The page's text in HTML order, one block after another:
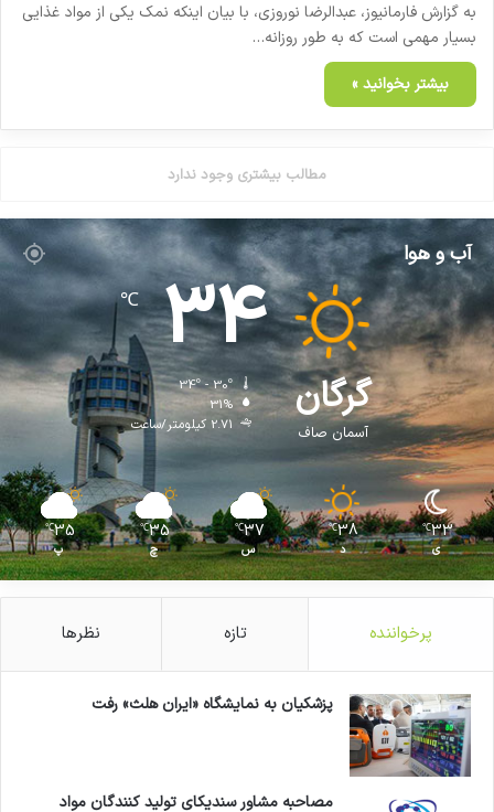
به گزارش فارمانیوز، عبدالرضا نوروزی، با بیان اینکه نمک یکی از مواد غذایی
بسیار مهمی است که به طور روزانه…
بیشتر بخوانید »
مطالب بیشتری وجود ندارد
آب و هوا
گرگان
آسمان صاف
34
℃
34º - 30º
31%
2.71 کیلومتر/ساعت
33
℃
ی
38
℃
د
37
℃
س
35
℃
چ
35
℃
پ
پرخواننده تازه نظرها
پزشکیان به نمایشگاه «ایران هلث» رفت
مصاحبه مشاور سندیکای تولید کنندگان مواد